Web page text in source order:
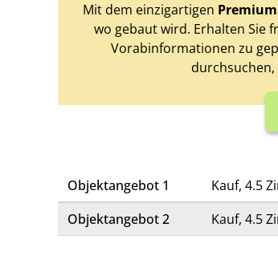
Mit dem einzigartigen
wo gebaut wird. Erhalten Sie
Vorabinformationen zu
Objektangebot 1
Kauf, 4.5
Objektangebot 2
Kauf, 4.5